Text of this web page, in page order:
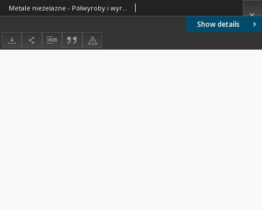
Show details
Metale nieżelazne - Półwyroby i wyroby - Wady powierzchni - Nazwy i określenia BN-78/0800-04